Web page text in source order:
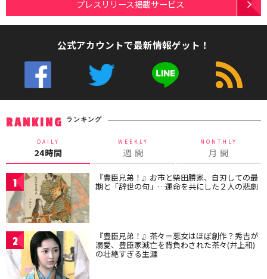
プレスリリース掲載サービス
公式アカウントで最新情報ゲット！
RANKING ランキング
DAILY
24時間
WEEKLY
週 間
MONTHLY
月 間
1 『豊臣兄弟！』お市と柴田勝家、自刃しての最
期と「辞世の句」…運命を共にした２人の悲劇
2 『豊臣兄弟！』茶々＝悪女はほぼ創作？秀吉が
溺愛、豊臣家滅亡を背負わされた茶々(井上和)
の壮絶すぎる生涯